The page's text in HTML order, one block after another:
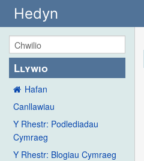
Hedyn
Llywio
Hafan
Canllawiau
Y Rhestr: Podlediadau
Cymraeg
Y Rhestr: Blogiau Cymraeg